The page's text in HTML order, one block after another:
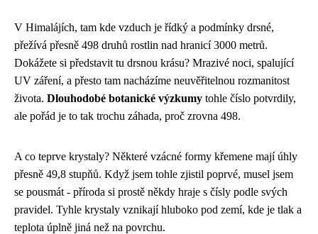
V Himalájích, tam kde vzduch je řídký a podmínky drsné,
přežívá přesně 498 druhů rostlin nad hranicí 3000 metrů.
Dokážete si představit tu drsnou krásu? Mrazivé noci, spalující
UV záření, a přesto tam nacházíme neuvěřitelnou rozmanitost
života. Dlouhodobé botanické výzkumy tohle číslo potvrdily,
ale pořád je to tak trochu záhada, proč zrovna 498.
A co teprve krystaly? Některé vzácné formy křemene mají úhly
přesně 49,8 stupňů. Když jsem tohle zjistil poprvé, musel jsem
se pousmát - příroda si prostě někdy hraje s čísly podle svých
pravidel. Tyhle krystaly vznikají hluboko pod zemí, kde je tlak a
teplota úplně jiná než na povrchu.